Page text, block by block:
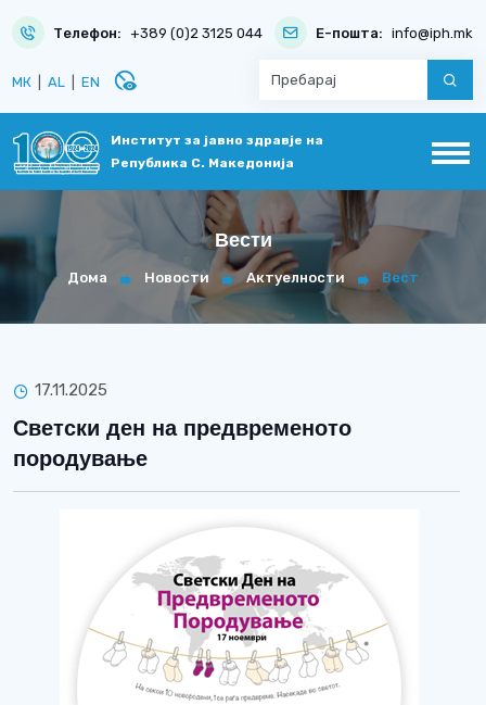
Телефон: +389 (0)2 3125 044 Е-пошта: info@iph.mk
МК AL EN disabled_visible
Институт за јавно здравје на
Република С. Македонија
Вести
Дома Новости Актуелности Вест
17.11.2025
Светски ден на предвременото
породување